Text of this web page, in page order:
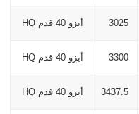
3025 أيزو 40 قدم HQ
3300 أيزو 40 قدم HQ
3437.5 أيزو 40 قدم HQ